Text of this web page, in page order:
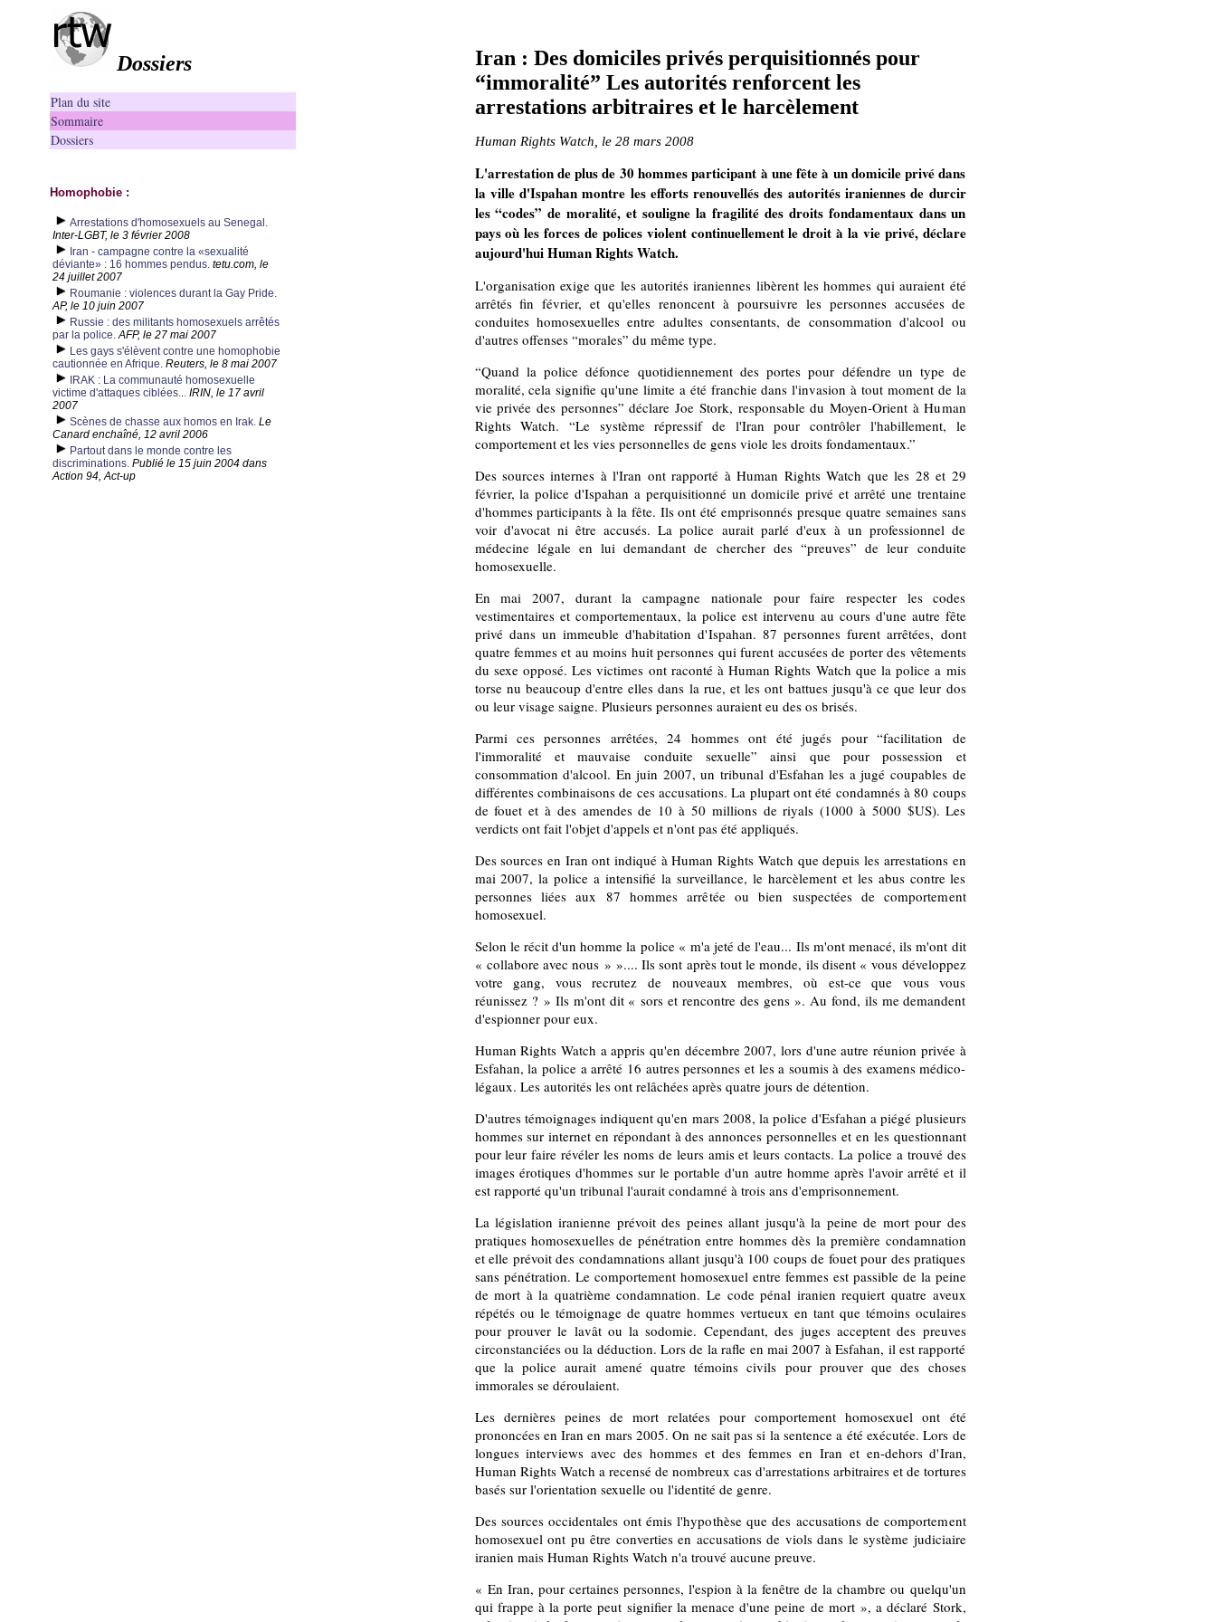
Dossiers
Plan du site
Sommaire
Dossiers
Homophobie :
Arrestations d'homosexuels au Senegal.
Inter-LGBT, le 3 février 2008
Iran - campagne contre la «sexualité
déviante» : 16 hommes pendus.tetu.com, le
24 juillet 2007
Roumanie : violences durant la Gay Pride.
AP, le 10 juin 2007
Russie : des militants homosexuels arrêtés
par la police.AFP, le 27 mai 2007
Les gays s'élèvent contre une homophobie
cautionnée en Afrique. Reuters, le 8 mai 2007
IRAK : La communauté homosexuelle
victime d'attaques ciblées...IRIN, le 17 avril
2007
Scènes de chasse aux homos en Irak. Le
Canard enchaîné, 12 avril 2006
Partout dans le monde contre les
discriminations.Publié le 15 juin 2004 dans
Action 94, Act-up
Iran : Des domiciles privés perquisitionnés pour
“immoralité” Les autorités renforcent les
arrestations arbitraires et le harcèlement
Human Rights Watch, le 28 mars 2008
L'arrestation de plus de 30 hommes participant à une fête à un domicile privé dans
la ville d'Ispahan montre les efforts renouvellés des autorités iraniennes de durcir
les “codes” de moralité, et souligne la fragilité des droits fondamentaux dans un
pays où les forces de polices violent continuellement le droit à la vie privé, déclare
aujourd'hui Human Rights Watch.
L'organisation exige que les autorités iraniennes libèrent les hommes qui auraient été
arrêtés fin février, et qu'elles renoncent à poursuivre les personnes accusées de
conduites homosexuelles entre adultes consentants, de consommation d'alcool ou
d'autres offenses “morales” du même type.
“Quand la police défonce quotidiennement des portes pour défendre un type de
moralité, cela signifie qu'une limite a été franchie dans l'invasion à tout moment de la
vie privée des personnes” déclare Joe Stork, responsable du Moyen-Orient à Human
Rights Watch. “Le système répressif de l'Iran pour contrôler l'habillement, le
comportement et les vies personnelles de gens viole les droits fondamentaux.”
Des sources internes à l'Iran ont rapporté à Human Rights Watch que les 28 et 29
février, la police d'Ispahan a perquisitionné un domicile privé et arrêté une trentaine
d'hommes participants à la fête. Ils ont été emprisonnés presque quatre semaines sans
voir d'avocat ni être accusés. La police aurait parlé d'eux à un professionnel de
médecine légale en lui demandant de chercher des “preuves” de leur conduite
homosexuelle.
En mai 2007, durant la campagne nationale pour faire respecter les codes
vestimentaires et comportementaux, la police est intervenu au cours d'une autre fête
privé dans un immeuble d'habitation d'Ispahan. 87 personnes furent arrêtées, dont
quatre femmes et au moins huit personnes qui furent accusées de porter des vêtements
du sexe opposé. Les victimes ont raconté à Human Rights Watch que la police a mis
torse nu beaucoup d'entre elles dans la rue, et les ont battues jusqu'à ce que leur dos
ou leur visage saigne. Plusieurs personnes auraient eu des os brisés.
Parmi ces personnes arrêtées, 24 hommes ont été jugés pour “facilitation de
l'immoralité et mauvaise conduite sexuelle” ainsi que pour possession et
consommation d'alcool. En juin 2007, un tribunal d'Esfahan les a jugé coupables de
différentes combinaisons de ces accusations. La plupart ont été condamnés à 80 coups
de fouet et à des amendes de 10 à 50 millions de riyals (1000 à 5000 $US). Les
verdicts ont fait l'objet d'appels et n'ont pas été appliqués.
Des sources en Iran ont indiqué à Human Rights Watch que depuis les arrestations en
mai 2007, la police a intensifié la surveillance, le harcèlement et les abus contre les
personnes liées aux 87 hommes arrêtée ou bien suspectées de comportement
homosexuel.
Selon le récit d'un homme la police « m'a jeté de l'eau... Ils m'ont menacé, ils m'ont dit
« collabore avec nous » ».... Ils sont après tout le monde, ils disent « vous développez
votre gang, vous recrutez de nouveaux membres, où est-ce que vous vous
réunissez ? » Ils m'ont dit « sors et rencontre des gens ». Au fond, ils me demandent
d'espionner pour eux.
Human Rights Watch a appris qu'en décembre 2007, lors d'une autre réunion privée à
Esfahan, la police a arrêté 16 autres personnes et les a soumis à des examens médico-
légaux. Les autorités les ont relâchées après quatre jours de détention.
D'autres témoignages indiquent qu'en mars 2008, la police d'Esfahan a piégé plusieurs
hommes sur internet en répondant à des annonces personnelles et en les questionnant
pour leur faire révéler les noms de leurs amis et leurs contacts. La police a trouvé des
images érotiques d'hommes sur le portable d'un autre homme après l'avoir arrêté et il
est rapporté qu'un tribunal l'aurait condamné à trois ans d'emprisonnement.
La législation iranienne prévoit des peines allant jusqu'à la peine de mort pour des
pratiques homosexuelles de pénétration entre hommes dès la première condamnation
et elle prévoit des condamnations allant jusqu'à 100 coups de fouet pour des pratiques
sans pénétration. Le comportement homosexuel entre femmes est passible de la peine
de mort à la quatrième condamnation. Le code pénal iranien requiert quatre aveux
répétés ou le témoignage de quatre hommes vertueux en tant que témoins oculaires
pour prouver le lavât ou la sodomie. Cependant, des juges acceptent des preuves
circonstanciées ou la déduction. Lors de la rafle en mai 2007 à Esfahan, il est rapporté
que la police aurait amené quatre témoins civils pour prouver que des choses
immorales se déroulaient.
Les dernières peines de mort relatées pour comportement homosexuel ont été
prononcées en Iran en mars 2005. On ne sait pas si la sentence a été exécutée. Lors de
longues interviews avec des hommes et des femmes en Iran et en-dehors d'Iran,
Human Rights Watch a recensé de nombreux cas d'arrestations arbitraires et de tortures
basés sur l'orientation sexuelle ou l'identité de genre.
Des sources occidentales ont émis l'hypothèse que des accusations de comportement
homosexuel ont pu être converties en accusations de viols dans le système judiciaire
iranien mais Human Rights Watch n'a trouvé aucune preuve.
« En Iran, pour certaines personnes, l'espion à la fenêtre de la chambre ou quelqu'un
qui frappe à la porte peut signifier la menace d'une peine de mort », a déclaré Stork,